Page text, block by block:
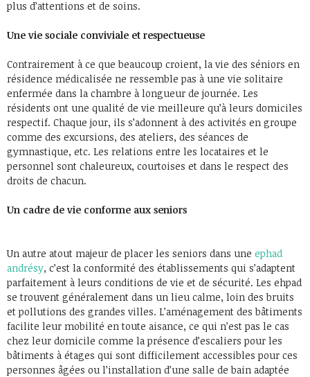
plus d’attentions et de soins.
Une vie sociale conviviale et respectueuse
Contrairement à ce que beaucoup croient, la vie des séniors en
résidence médicalisée ne ressemble pas à une vie solitaire
enfermée dans la chambre à longueur de journée. Les
résidents ont une qualité de vie meilleure qu’à leurs domiciles
respectif. Chaque jour, ils s’adonnent à des activités en groupe
comme des excursions, des ateliers, des séances de
gymnastique, etc. Les relations entre les locataires et le
personnel sont chaleureux, courtoises et dans le respect des
droits de chacun.
Un cadre de vie conforme aux seniors
Un autre atout majeur de placer les seniors dans une ephad
andrésy, c’est la conformité des établissements qui s’adaptent
parfaitement à leurs conditions de vie et de sécurité. Les ehpad
se trouvent généralement dans un lieu calme, loin des bruits
et pollutions des grandes villes. L’aménagement des bâtiments
facilite leur mobilité en toute aisance, ce qui n’est pas le cas
chez leur domicile comme la présence d’escaliers pour les
bâtiments à étages qui sont difficilement accessibles pour ces
personnes âgées ou l’installation d’une salle de bain adaptée